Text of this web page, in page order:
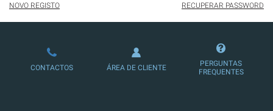
Ofertas e descontos em produtos,
serviços, eventos desportivos e
NOVO REGISTO RECUPERAR PASSWORD
CONTACTOS ÁREA DE CLIENTE
PERGUNTAS
FREQUENTES